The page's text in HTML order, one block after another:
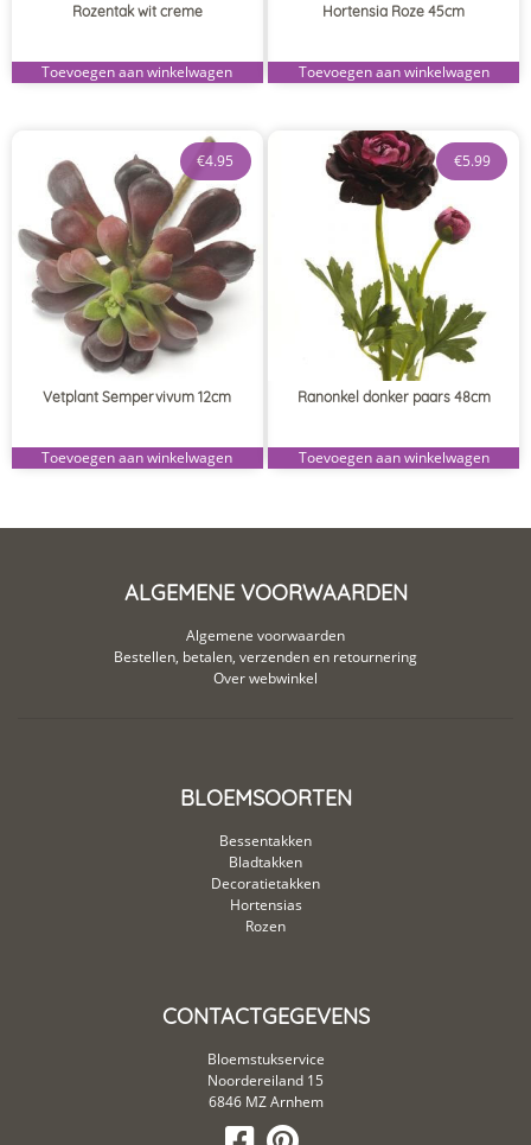
Rozentak wit creme
Toevoegen aan winkelwagen
Hortensia Roze 45cm
Toevoegen aan winkelwagen
Vetplant Sempervivum 12cm
€4.95
Toevoegen aan winkelwagen
Ranonkel donker paars 48cm
€5.99
Toevoegen aan winkelwagen
ALGEMENE VOORWAARDEN
Algemene voorwaarden
Bestellen, betalen, verzenden en retournering
Over webwinkel
BLOEMSOORTEN
Bessentakken
Bladtakken
Decoratietakken
Hortensias
Rozen
CONTACTGEGEVENS
Bloemstukservice
Noordereiland 15
6846 MZ Arnhem